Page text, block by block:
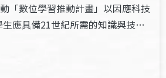
「數位學習推動計畫」以因應科技
生應具備21世紀所需的知識與技…